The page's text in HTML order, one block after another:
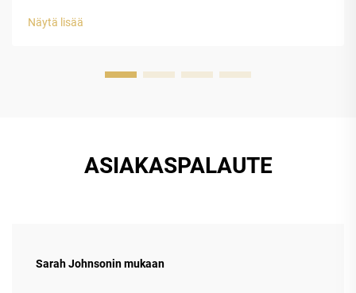
erinomainen suojauskyky luksuskellojen tappeihin...
Näytä lisää
ASIAKASPALAUTE
Sarah Johnsonin mukaan